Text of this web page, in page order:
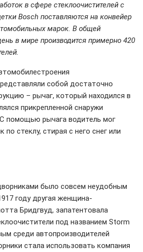
в сфере стеклоочистителей с
Bosch поставляются на конвейер
марок. В общей
в мире производится примерно 420
собой достаточно
– рычаг, который находился в
прикрепленной снаружи
помощью рычага водитель мог
по стеклу, стирая с него снег или
было совсем неудобным
году другая женщина-
Бридгвуд, запатентовала
под названием Storm
среди автопроизводителей
стала использовать компания